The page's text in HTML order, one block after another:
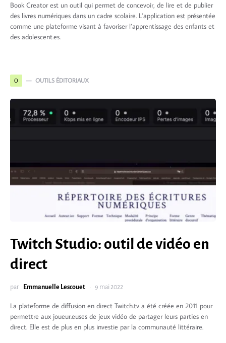
Book Creator est un outil qui permet de concevoir, de lire et de publier
des livres numériques dans un cadre scolaire. L’application est présentée
comme une plateforme visant à favoriser l’apprentissage des enfants et
des adolescent.es.
O OUTILS ÉDITORIAUX
Twitch Studio: outil de vidéo en
direct
par Emmanuelle Lescouet 9 mai 2022
La plateforme de diffusion en direct Twitch.tv a été créée en 2011 pour
permettre aux joueur.euses de jeux vidéo de partager leurs parties en
direct. Elle est de plus en plus investie par la communauté littéraire.